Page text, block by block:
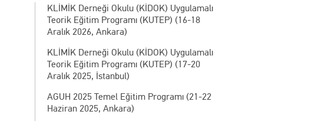
KLİMİK Derneği Okulu (KİDOK) Uygulamalı
Teorik Eğitim Programı (KUTEP) (16-18
Aralık 2026, Ankara)
KLİMİK Derneği Okulu (KİDOK) Uygulamalı
Teorik Eğitim Programı (KUTEP) (17-20
Aralık 2025, İstanbul)
AGUH 2025 Temel Eğitim Programı (21-22
Haziran 2025, Ankara)